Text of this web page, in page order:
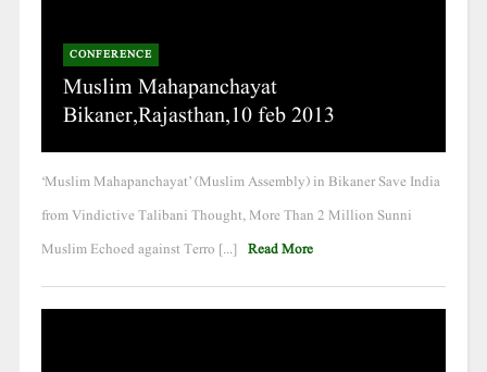
CONFERENCE
Muslim Mahapanchayat
Bikaner,Rajasthan,10 feb 2013
‘Muslim Mahapanchayat’ (Muslim Assembly) in Bikaner Save India
from Vindictive Talibani Thought, More Than 2 Million Sunni
Muslim Echoed against Terro [...] Read More